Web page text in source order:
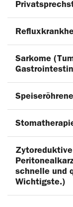
Sarkome
schnelle und
Wichtigste.)